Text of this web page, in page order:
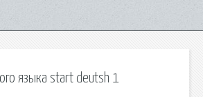
языка start deutsh 1